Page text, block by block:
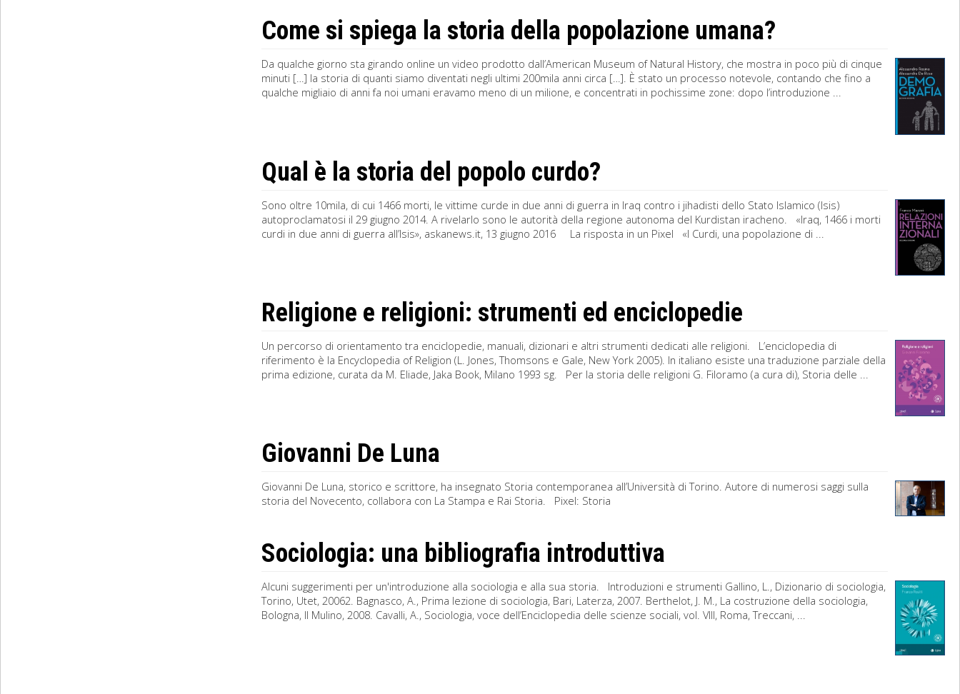
Come si spiega la storia della popolazione umana?
Da qualche giorno sta girando online un video prodotto dall’American Museum of Natural History, che mostra in poco più di cinque
minuti […] la storia di quanti siamo diventati negli ultimi 200mila anni circa […]. È stato un processo notevole, contando che fino a
qualche migliaio di anni fa noi umani eravamo meno di un milione, e concentrati in pochissime zone: dopo l’introduzione ...
Qual è la storia del popolo curdo?
Sono oltre 10mila, di cui 1466 morti, le vittime curde in due anni di guerra in Iraq contro i jihadisti dello Stato Islamico (Isis)
autoproclamatosi il 29 giugno 2014. A rivelarlo sono le autorità della regione autonoma del Kurdistan iracheno. «Iraq, 1466 i morti
curdi in due anni di guerra all’Isis», askanews.it, 13 giugno 2016 La risposta in un Pixel «I Curdi, una popolazione di ...
Religione e religioni: strumenti ed enciclopedie
Un percorso di orientamento tra enciclopedie, manuali, dizionari e altri strumenti dedicati alle religioni. L’enciclopedia di
riferimento è la Encyclopedia of Religion (L. Jones, Thomsons e Gale, New York 2005). In italiano esiste una traduzione parziale della
prima edizione, curata da M. Eliade, Jaka Book, Milano 1993 sg. Per la storia delle religioni G. Filoramo (a cura di), Storia delle ...
Giovanni De Luna
Giovanni De Luna, storico e scrittore, ha insegnato Storia contemporanea all’Università di Torino. Autore di numerosi saggi sulla
storia del Novecento, collabora con La Stampa e Rai Storia. Pixel: Storia
Sociologia: una bibliografia introduttiva
Alcuni suggerimenti per un'introduzione alla sociologia e alla sua storia. Introduzioni e strumenti Gallino, L., Dizionario di sociologia,
Torino, Utet, 20062. Bagnasco, A., Prima lezione di sociologia, Bari, Laterza, 2007. Berthelot, J. M., La costruzione della sociologia,
Bologna, Il Mulino, 2008. Cavalli, A., Sociologia, voce dell’Enciclopedia delle scienze sociali, vol. VIII, Roma, Treccani, ...